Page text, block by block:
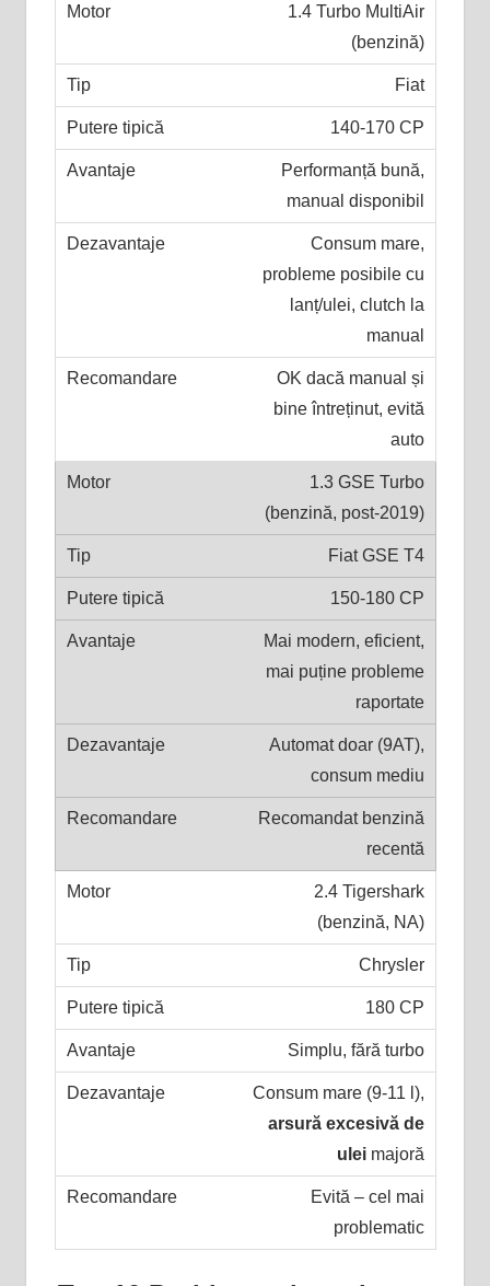
1.4 Turbo MultiAir
(benzină)
Fiat
140-170 CP
Performanță bună,
manual disponibil
Consum mare,
probleme posibile cu
lanț/ulei, clutch la
manual
OK dacă manual și
bine întreținut, evită
auto
1.3 GSE Turbo
(benzină, post-2019)
Fiat GSE T4
150-180 CP
Mai modern, eficient,
mai puține probleme
raportate
Automat doar (9AT),
consum mediu
Recomandat benzină
recentă
2.4 Tigershark
(benzină, NA)
Chrysler
180 CP
Simplu, fără turbo
Consum mare (9-11 l),
arsură excesivă de
uleimajoră
Evită – cel mai
problematic